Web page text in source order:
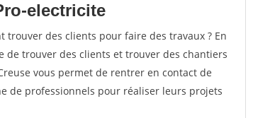
electricite
trouver des clients pour faire des travaux ? En
trouver des clients et trouver des chantiers
vous permet de rentrer en contact de
de professionnels pour réaliser leurs projets